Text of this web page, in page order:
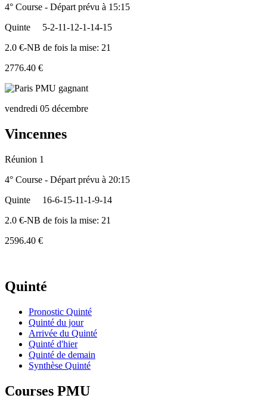
4° Course - Départ prévu à 15:15
Quinte
5-2-11-12-1-14-15
2.0 €-NB de fois la mise: 21
2776.40 €
vendredi 05 décembre
Vincennes
Réunion 1
4° Course - Départ prévu à 20:15
Quinte
16-6-15-11-1-9-14
2.0 €-NB de fois la mise: 21
2596.40 €
Quinté
Pronostic Quinté
Quinté du jour
Arrivée du Quinté
Quinté d'hier
Quinté de demain
Synthèse Quinté
Courses PMU